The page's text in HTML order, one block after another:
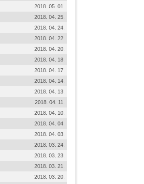
2018. 05. 01.
2018. 04. 25.
2018. 04. 24.
2018. 04. 22.
2018. 04. 20.
2018. 04. 18.
2018. 04. 17.
2018. 04. 14.
2018. 04. 13.
2018. 04. 11.
2018. 04. 10.
2018. 04. 04.
2018. 04. 03.
2018. 03. 24.
2018. 03. 23.
2018. 03. 21.
2018. 03. 20.